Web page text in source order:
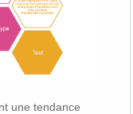
une tendance